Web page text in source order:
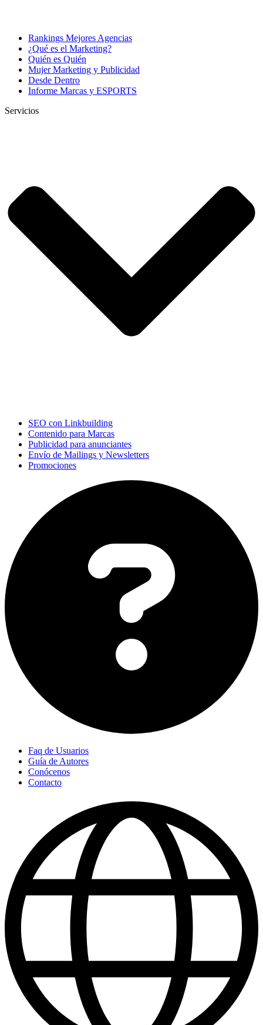
Rankings Mejores Agencias
¿Qué es el Marketing?
Quién es Quién
Mujer Marketing y Publicidad
Desde Dentro
Informe Marcas y ESPORTS
Servicios
SEO con Linkbuilding
Contenido para Marcas
Publicidad para anunciantes
Envío de Mailings y Newsletters
Promociones
Faq de Usuarios
Guía de Autores
Conócenos
Contacto